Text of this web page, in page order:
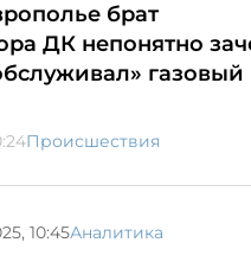
брат
ДК непонятно
газовый
Происшествия
10:45Аналитика